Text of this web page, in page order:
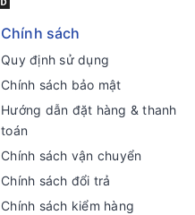
Chính sách
Quy định sử dụng
Chính sách bảo mật
Hướng dẫn đặt hàng & thanh
toán
Chính sách vận chuyển
Chính sách đổi trả
Chính sách kiểm hàng